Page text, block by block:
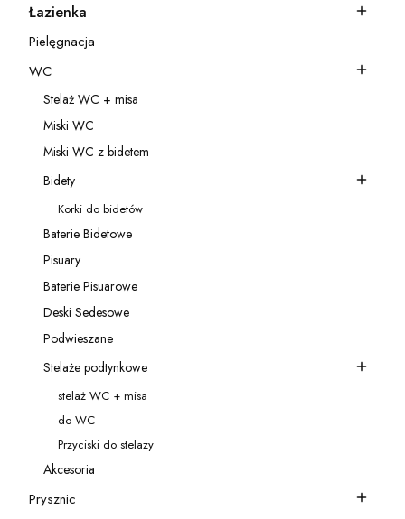
Kategoria - Łazienka
Łazienka
Kategoria - Pielęgnacja
Pielęgnacja
Kategoria - WC
WC
Kategoria - Stelaż WC + misa
Stelaż WC + misa
Kategoria - Miski WC
Miski WC
Kategoria - Miski WC z bidetem
Miski WC z bidetem
Kategoria - Bidety
Bidety
Kategoria - Korki do bidetów
Korki do bidetów
Kategoria - Baterie Bidetowe
Baterie Bidetowe
Kategoria - Pisuary
Pisuary
Kategoria - Baterie Pisuarowe
Baterie Pisuarowe
Kategoria - Deski Sedesowe
Deski Sedesowe
Kategoria - Podwieszane
Podwieszane
Kategoria - Stelaże podtynkowe
Stelaże podtynkowe
Kategoria - stelaż WC + misa
stelaż WC + misa
Kategoria - do WC
do WC
Kategoria - Przyciski do stelazy
Przyciski do stelazy
Kategoria - Akcesoria
Akcesoria
Kategoria - Prysznic
Prysznic